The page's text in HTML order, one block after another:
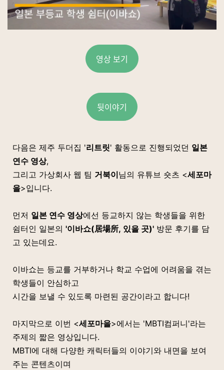
영상 보기
뒷이야기
다음은 제주 두더집 '리트릿' 활동으로 진행되었던 일본
연수 영상,
그리고 가상회사 웹 팀 거북이님의 유튜브 숏츠 <세포마
을>입니다.
먼저 일본 연수 영상에선 등교하지 않는 학생들을 위한
쉼터인 일본의 '이바쇼(居場所, 있을 곳)' 방문 후기를 담
고 있는데요.
이바쇼는 등교를 거부하거나 학교 수업에 어려움을 겪는
학생들이 안심하고
시간을 보낼 수 있도록 마련된 공간이라고 합니다!
마지막으로 이번 <세포마을>에서는 'MBTI컴퍼니'라는
주제의 짧은 영상입니다.
MBTI에 대해 다양한 캐릭터들의 이야기와 내면을 보여
주는 콘텐츠이며